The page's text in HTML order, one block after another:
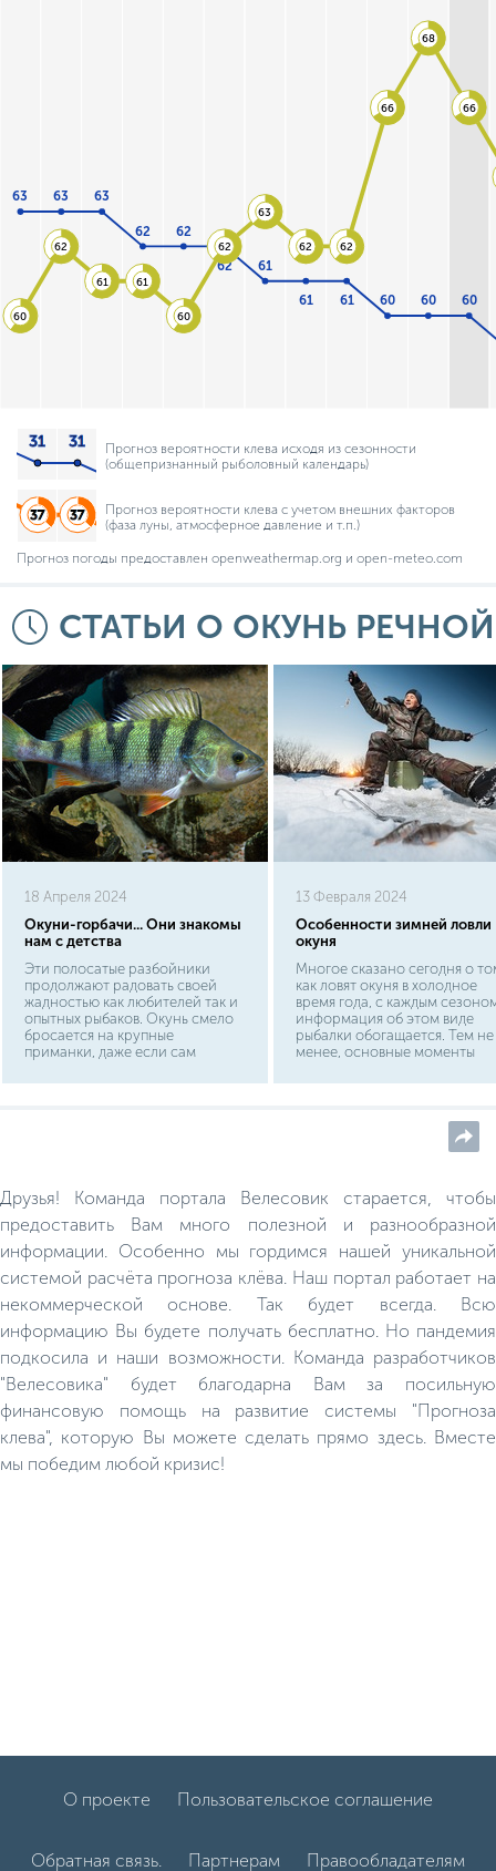
63 63 63
62 62
62 61
61 61 60 60 60
60
62
61 61
60
62
63
62 62
66
68
66
Прогноз вероятности клева исходя из сезонности
(общепризнанный рыболовный календарь)
Прогноз вероятности клева с учетом внешних факторов
(фаза луны, атмосферное давление и т.п.)
Прогноз погоды предоставлен openweathermap.org и open-meteo.com
СТАТЬИ О ОКУНЬ РЕЧНОЙ
18 Апреля 2024
Окуни-горбачи... Они знакомы
нам с детства
Эти полосатые разбойники
продолжают радовать своей
жадностью как любителей так и
опытных рыбаков. Окунь смело
бросается на крупные
приманки, даже если сам
сантиметров. И если вам
Затем стая идет дальше и
метров через 5 все повторяется
вновь. Это и правда
удивительное зрелище!
13 Февраля 2024
Особенности зимней ловли
окуня
Многое сказано сегодня о
как ловят окуня в холодное
время года, с каждым
информация об этом виде
рыбалки обогащается. Тем не
менее, основные моменты
и остаются неизменными.
обязательно оправдают.
считают окуневую рыбалку
одной из самых интересных:
год, в том числе и в зимнее
время. В холодный период он
клюет стабильно.
Друзья! Команда портала Велесовик старается, чтобы
предоставить Вам много полезной и разнообразной
информации. Особенно мы гордимся нашей уникальной
системой расчёта прогноза клёва. Наш портал работает на
некоммерческой основе. Так будет всегда. Всю
информацию Вы будете получать бесплатно. Но пандемия
подкосила и наши возможности. Команда разработчиков
"Велесовика" будет благодарна Вам за посильную
финансовую помощь на развитие системы "Прогноза
клева", которую Вы можете сделать прямо здесь. Вместе
мы победим любой кризис!
О проекте Пользовательское соглашение
Обратная связь. Партнерам Правообладателям